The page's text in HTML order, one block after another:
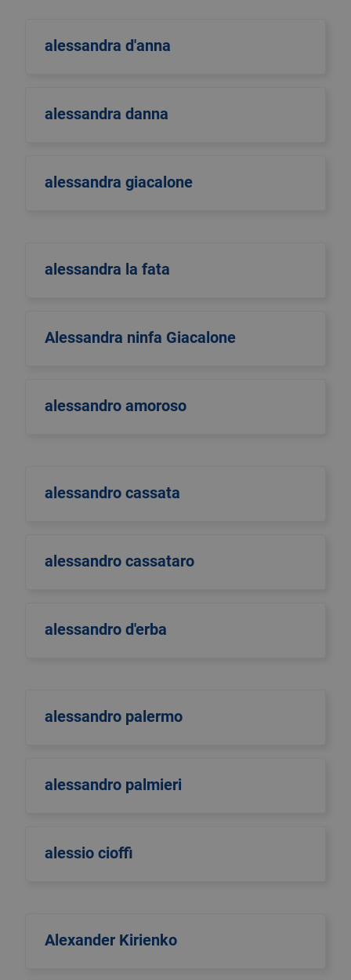
alessandra d'anna
alessandra danna
alessandra giacalone
alessandra la fata
Alessandra ninfa Giacalone
alessandro amoroso
alessandro cassata
alessandro cassataro
alessandro d'erba
alessandro palermo
alessandro palmieri
alessio cioffi
Alexander Kirienko